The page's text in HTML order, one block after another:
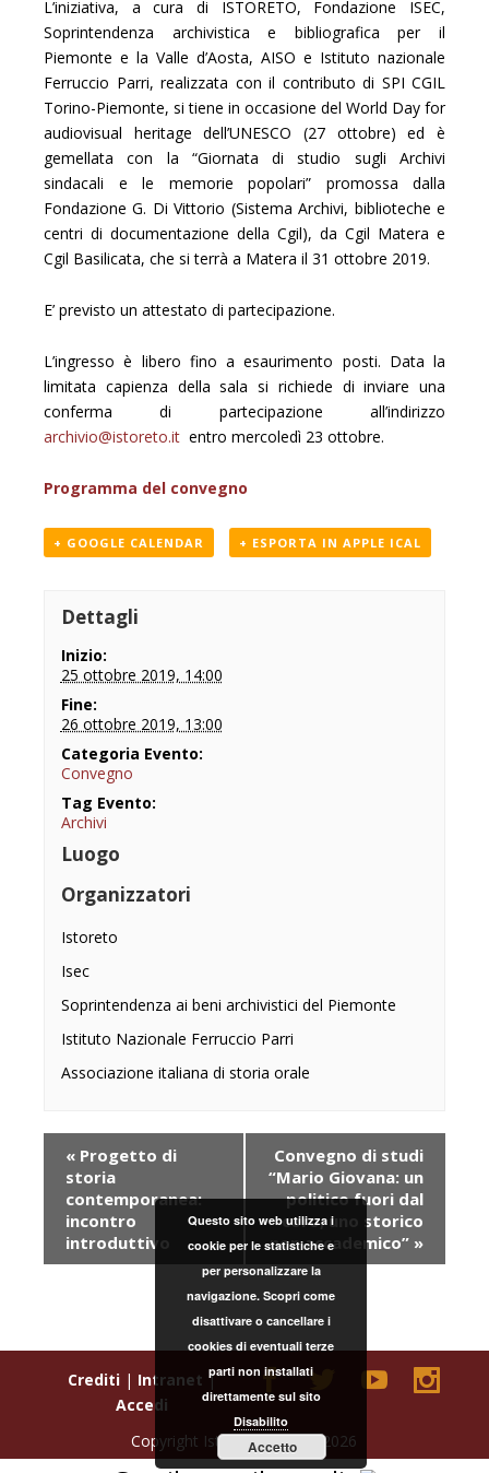
L’iniziativa, a cura di ISTORETO, Fondazione ISEC,
Soprintendenza archivistica e bibliografica per il
Piemonte e la Valle d’Aosta, AISO e Istituto nazionale
Ferruccio Parri, realizzata con il contributo di SPI CGIL
Torino-Piemonte, si tiene in occasione del World Day for
audiovisual heritage dell’UNESCO (27 ottobre) ed è
gemellata con la “Giornata di studio sugli Archivi
sindacali e le memorie popolari” promossa dalla
Fondazione G. Di Vittorio (Sistema Archivi, biblioteche e
centri di documentazione della Cgil), da Cgil Matera e
Cgil Basilicata, che si terrà a Matera il 31 ottobre 2019.
E’ previsto un attestato di partecipazione.
L’ingresso è libero fino a esaurimento posti. Data la
limitata capienza della sala si richiede di inviare una
conferma di partecipazione all’indirizzo
archivio@istoreto.it entro mercoledì 23 ottobre.
Programma del convegno
+ GOOGLE CALENDAR + ESPORTA IN APPLE ICAL
Dettagli
Inizio:
25 ottobre 2019, 14:00
Fine:
26 ottobre 2019, 13:00
Categoria Evento:
Convegno
Tag Evento:
Archivi
Luogo
Organizzatori
Istoreto
Isec
Soprintendenza ai beni archivistici del Piemonte
Istituto Nazionale Ferruccio Parri
Associazione italiana di storia orale
Evento
Navigation
« Progetto di
storia
contemporanea:
incontro
introduttivo
Convegno di studi
“Mario Giovana: un
politico fuori dal
coro, uno storico
non accademico” »
Crediti| Intranet |
Accedi
Copyright Istoreto © 2000-2026
Questo sito web utilizza i
cookie per le statistiche e
per personalizzare la
navigazione. Scopri come
disattivare o cancellare i
cookies di eventuali terze
parti non installati
direttamente sul sito
Disabilito
Accetto